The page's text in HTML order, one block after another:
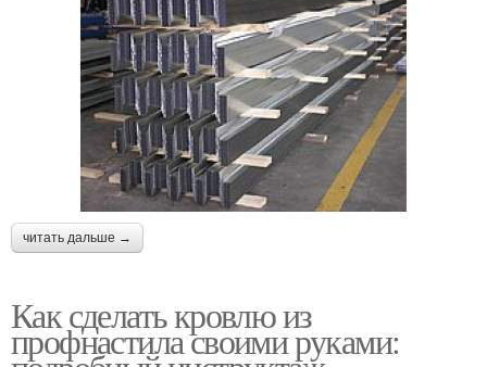
читать дальше →
Как сделать кровлю из
профнастила своими руками: